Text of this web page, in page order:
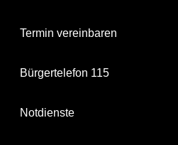
Termin vereinbaren
Bürgertelefon 115
Notdienste